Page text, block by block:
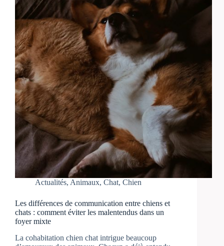
Actualités, Animaux, Chat, Chien
Les différences de communication entre chiens et
chats : comment éviter les malentendus dans un
foyer mixte
La cohabitation chien chat intrigue beaucoup